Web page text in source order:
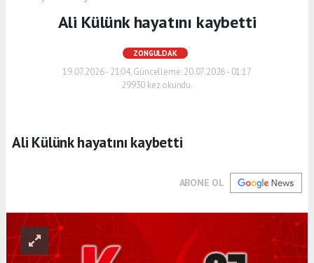
Ali Külünk hayatını kaybetti
ZONGULDAK
19.07.2026 - 21:04, Güncelleme: 20.07.2026 - 01:17
29930 kez okundu.
Ali Külünk hayatını kaybetti
ABONE OL